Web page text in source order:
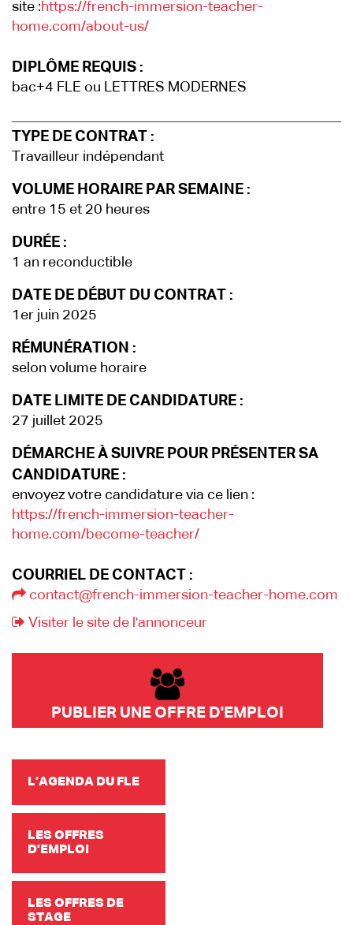
site :https://french-immersion-teacher-
home.com/about-us/
DIPLÔME REQUIS :
bac+4 FLE ou LETTRES MODERNES
TYPE DE CONTRAT :
Travailleur indépendant
VOLUME HORAIRE PAR SEMAINE :
entre 15 et 20 heures
DURÉE :
1 an reconductible
DATE DE DÉBUT DU CONTRAT :
1er juin 2025
RÉMUNÉRATION :
selon volume horaire
DATE LIMITE DE CANDIDATURE :
27 juillet 2025
DÉMARCHE À SUIVRE POUR PRÉSENTER SA
CANDIDATURE :
envoyez votre candidature via ce lien :
https://french-immersion-teacher-
home.com/become-teacher/
COURRIEL DE CONTACT :
contact@french-immersion-teacher-home.com
Visiter le site de l'annonceur
PUBLIER UNE OFFRE D'EMPLOI
L’AGENDA DU FLE
LES OFFRES
D'EMPLOI
LES OFFRES DE
STAGE